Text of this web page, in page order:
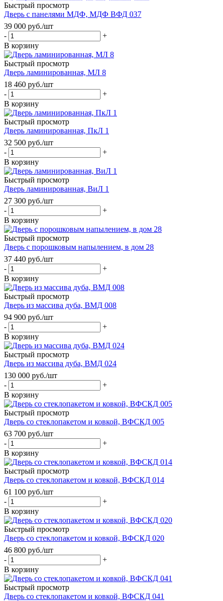
Быстрый просмотр
Дверь с панелями МДФ, МДФ ВФД 037
39 000 руб./шт
-
+
В корзину
Быстрый просмотр
Дверь ламинированная, МЛ 8
18 460 руб./шт
-
+
В корзину
Быстрый просмотр
Дверь ламинированная, ПкЛ 1
32 500 руб./шт
-
+
В корзину
Быстрый просмотр
Дверь ламинированная, ВиЛ 1
27 300 руб./шт
-
+
В корзину
Быстрый просмотр
Дверь с порошковым напылением, в дом 28
37 440 руб./шт
-
+
В корзину
Быстрый просмотр
Дверь из массива дуба, ВМД 008
94 900 руб./шт
-
+
В корзину
Быстрый просмотр
Дверь из массива дуба, ВМД 024
130 000 руб./шт
-
+
В корзину
Быстрый просмотр
Дверь со стеклопакетом и ковкой, ВФСКД 005
63 700 руб./шт
-
+
В корзину
Быстрый просмотр
Дверь со стеклопакетом и ковкой, ВФСКД 014
61 100 руб./шт
-
+
В корзину
Быстрый просмотр
Дверь со стеклопакетом и ковкой, ВФСКД 020
46 800 руб./шт
-
+
В корзину
Быстрый просмотр
Дверь со стеклопакетом и ковкой, ВФСКД 041